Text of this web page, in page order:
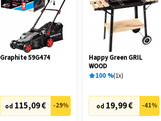
Graphite 59G474
od 115,09 € -29%
Happy Green GRIL
WOOD
100 % 1x
od 19,99 € -41%